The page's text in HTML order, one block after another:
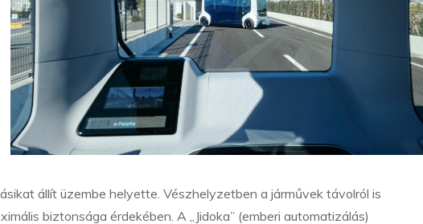
állít üzembe helyette. Vészhelyzetben a járművek távolról is
biztonsága érdekében. A „Jidoka” (emberi automatizálás)